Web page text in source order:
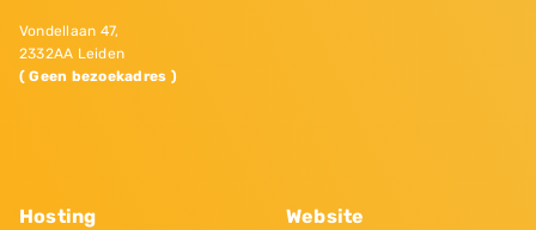
Vondellaan 47,
2332AA Leiden
( Geen bezoekadres )
Hosting Website